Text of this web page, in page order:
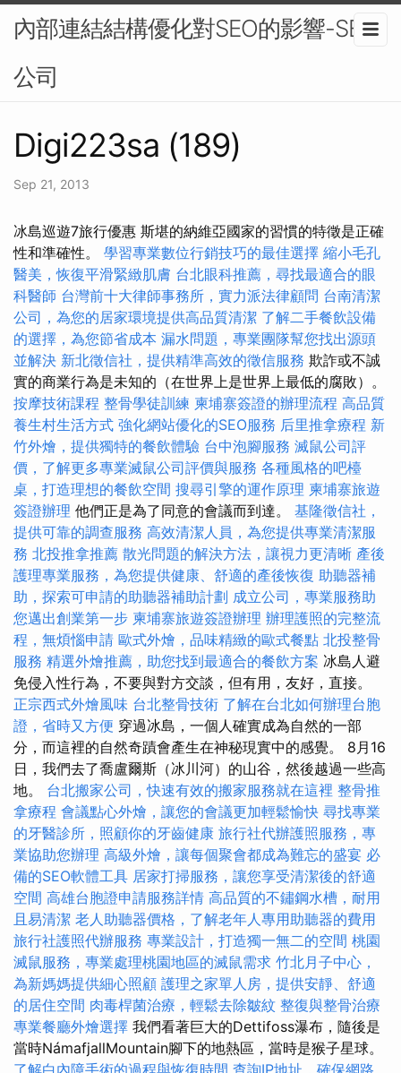
內部連結結構優化對SEO的影響-SEO
公司
Digi223sa (189)
Sep 21, 2013
冰島巡遊7旅行優惠 斯堪的納維亞國家的習慣的特徵是正確
性和準確性。 學習專業數位行銷技巧的最佳選擇 縮小毛孔
醫美，恢復平滑緊緻肌膚 台北眼科推薦，尋找最適合的眼
科醫師 台灣前十大律師事務所，實力派法律顧問 台南清潔
公司，為您的居家環境提供高品質清潔 了解二手餐飲設備
的選擇，為您節省成本 漏水問題，專業團隊幫您找出源頭
並解決 新北徵信社，提供精準高效的徵信服務 欺詐或不誠
實的商業行為是未知的（在世界上是世界上最低的腐敗）。
按摩技術課程 整骨學徒訓練 柬埔寨簽證的辦理流程 高品質
養生村生活方式 強化網站優化的SEO服務 后里推拿療程 新
竹外燴，提供獨特的餐飲體驗 台中泡腳服務 滅鼠公司評
價，了解更多專業滅鼠公司評價與服務 各種風格的吧檯
桌，打造理想的餐飲空間 搜尋引擎的運作原理 柬埔寨旅遊
簽證辦理 他們正是為了同意的會議而到達。 基隆徵信社，
提供可靠的調查服務 高效清潔人員，為您提供專業清潔服
務 北投推拿推薦 散光問題的解決方法，讓視力更清晰 產後
護理專業服務，為您提供健康、舒適的產後恢復 助聽器補
助，探索可申請的助聽器補助計劃 成立公司，專業服務助
您邁出創業第一步 柬埔寨旅遊簽證辦理 辦理護照的完整流
程，無煩惱申請 歐式外燴，品味精緻的歐式餐點 北投整骨
服務 精選外燴推薦，助您找到最適合的餐飲方案 冰島人避
免侵入性行為，不要與對方交談，但有用，友好，直接。
正宗西式外燴風味 台北整骨技術 了解在台北如何辦理台胞
證，省時又方便 穿過冰島，一個人確實成為自然的一部
分，而這裡的自然奇蹟會產生在神秘現實中的感覺。 8月16
日，我們去了喬盧爾斯（冰川河）的山谷，然後越過一些高
地。 台北搬家公司，快速有效的搬家服務就在這裡 整骨推
拿療程 會議點心外燴，讓您的會議更加輕鬆愉快 尋找專業
的牙醫診所，照顧你的牙齒健康 旅行社代辦護照服務，專
業協助您辦理 高級外燴，讓每個聚會都成為難忘的盛宴 必
備的SEO軟體工具 居家打掃服務，讓您享受清潔後的舒適
空間 高雄台胞證申請服務詳情 高品質的不鏽鋼水槽，耐用
且易清潔 老人助聽器價格，了解老年人專用助聽器的費用
旅行社護照代辦服務 專業設計，打造獨一無二的空間 桃園
滅鼠服務，專業處理桃園地區的滅鼠需求 竹北月子中心，
為新媽媽提供細心照顧 護理之家單人房，提供安靜、舒適
的居住空間 肉毒桿菌治療，輕鬆去除皺紋 整復與整骨治療
專業餐廳外燴選擇 我們看著巨大的Dettifoss瀑布，隨後是
當時NámafjallMountain腳下的地熱區，當時是猴子星球。
了解白內障手術的過程與恢復時間 查詢IP地址，確保網路